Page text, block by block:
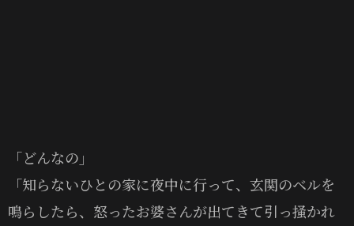
「どんなの」
「知らないひとの家に夜中に行って、玄関のベルを
鳴らしたら、怒ったお婆さんが出てきて引っ掻かれ